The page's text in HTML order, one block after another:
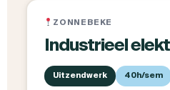
ZONNEBEKE
Industrieel
Uitzendwerk 40h/sem